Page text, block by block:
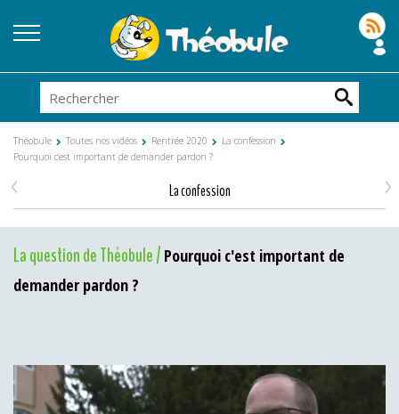
Théobule Toutes nos vidéos Rentrée 2020
La confession
Pourquoi c'est important de demander pardon ?
La confession
< >
La question de Théobule / Pourquoi c'est important de
demander pardon ?